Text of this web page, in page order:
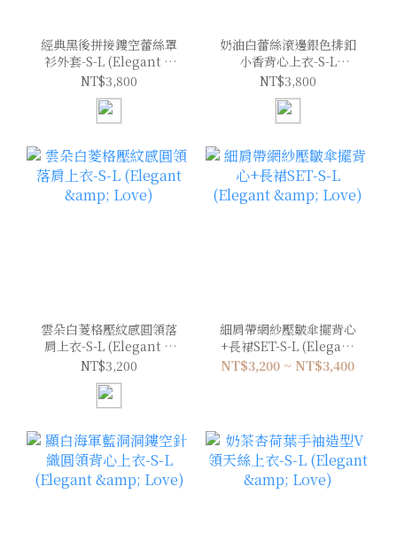
經典黑後拼接鏤空蕾絲罩
衫外套-S-L (Elegant &
Love)
NT$3,800
奶油白蕾絲滾邊銀色排釦
小香背心上衣-S-L
(Elegant & Love)
NT$3,800
雲朵白菱格壓紋感圓領落
肩上衣-S-L (Elegant &
Love)
NT$3,200
細肩帶網紗壓皺傘擺背心
+長裙SET-S-L (Elegant
& Love)
NT$3,200 ~ NT$3,400